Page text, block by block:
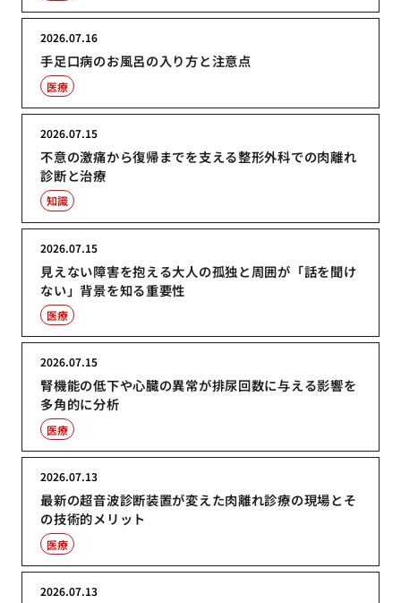
手足口病のお風呂の入り方と注意点
2026.07.16
医療
不意の激痛から復帰までを支える整形外科での肉離れ
診断と治療
2026.07.15
知識
見えない障害を抱える大人の孤独と周囲が「話を聞け
ない」背景を知る重要性
2026.07.15
医療
腎機能の低下や心臓の異常が排尿回数に与える影響を
多角的に分析
2026.07.15
医療
最新の超音波診断装置が変えた肉離れ診療の現場とそ
の技術的メリット
2026.07.13
医療
2026.07.13